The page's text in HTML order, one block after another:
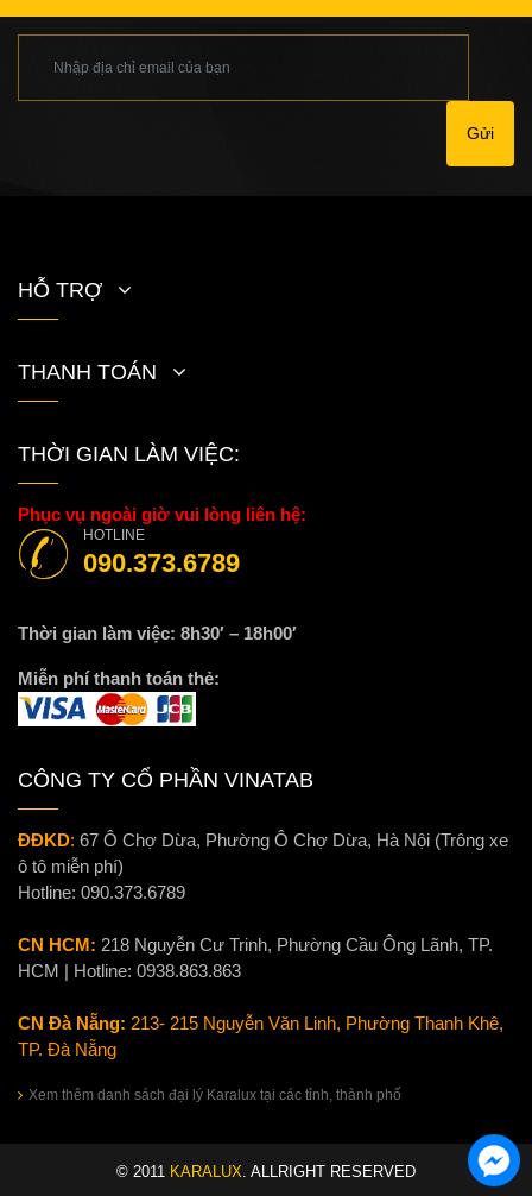
Gửi
HỖ TRỢ
THANH TOÁN
THỜI GIAN LÀM VIỆC:
Phục vụ ngoài giờ vui lòng liên hệ:
HOTLINE
090.373.6789
Thời gian làm việc: 8h30′ – 18h00′
Miễn phí thanh toán thẻ:
CÔNG TY CỔ PHẦN VINATAB
ĐĐKD: 67 Ô Chợ Dừa, Phường Ô Chợ Dừa, Hà Nội (Trông xe
ô tô miễn phí)
Hotline: 090.373.6789
CN HCM: 218 Nguyễn Cư Trinh, Phường Cầu Ông Lãnh, TP.
HCM | Hotline: 0938.863.863
CN Đà Nẵng: 213- 215 Nguyễn Văn Linh, Phường Thanh Khê,
TP. Đà Nẵng
Xem thêm danh sách đại lý Karalux tại các tỉnh, thành phố
© 2011 KARALUX . ALLRIGHT RESERVED